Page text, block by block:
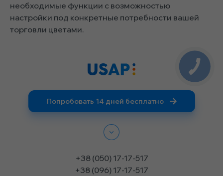
необходимые функции с возможностью
настройки под конкретные потребности вашей
торговли цветами.
Попробовать 14 дней бесплатно
+38 (050) 17-17-517
+38 (096) 17-17-517